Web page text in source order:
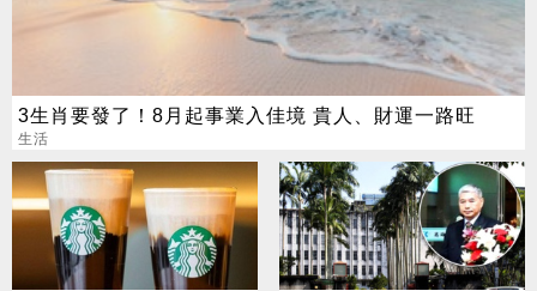
3生肖要發了！8月起事業入佳境 貴人、財運一路旺
生活